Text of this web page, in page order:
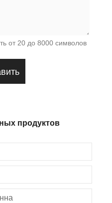
от 20 до 8000 символов
продуктов